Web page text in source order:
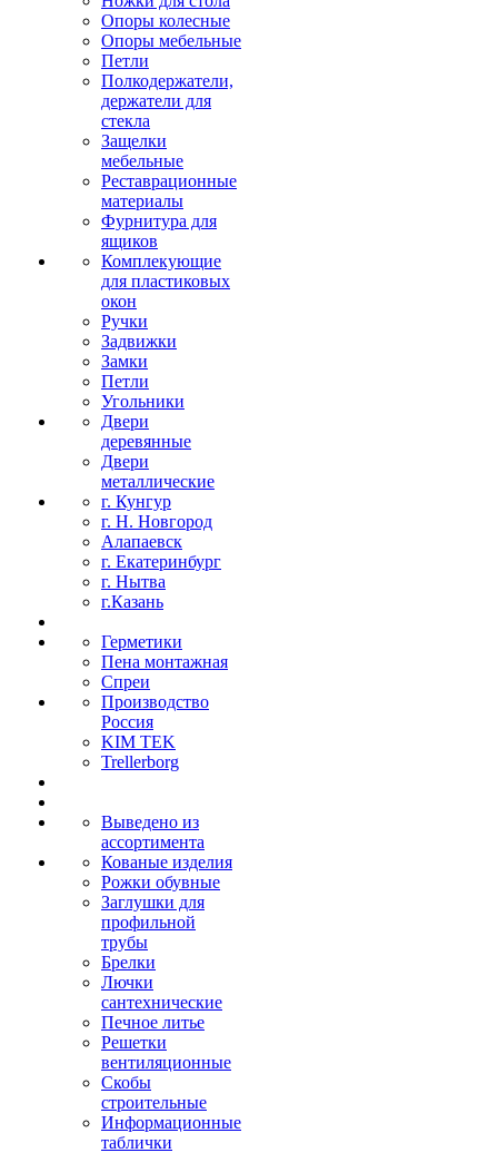
Опоры колесные
Опоры мебельные
Петли
Полкодержатели,
держатели для
стекла
Защелки
мебельные
Реставрационные
материалы
Фурнитура для
ящиков
Комплекующие
для пластиковых
окон
Ручки
Задвижки
Замки
Петли
Угольники
Двери
деревянные
Двери
металлические
г. Кунгур
г. Н. Новгород
Алапаевск
г. Екатеринбург
г. Нытва
г.Казань
Герметики
Пена монтажная
Спреи
Производство
Россия
KIM TEK
Trellerborg
Выведено из
ассортимента
Кованые изделия
Рожки обувные
Заглушки для
профильной
трубы
Брелки
Лючки
сантехнические
Печное литье
Решетки
вентиляционные
Скобы
строительные
Информационные
таблички